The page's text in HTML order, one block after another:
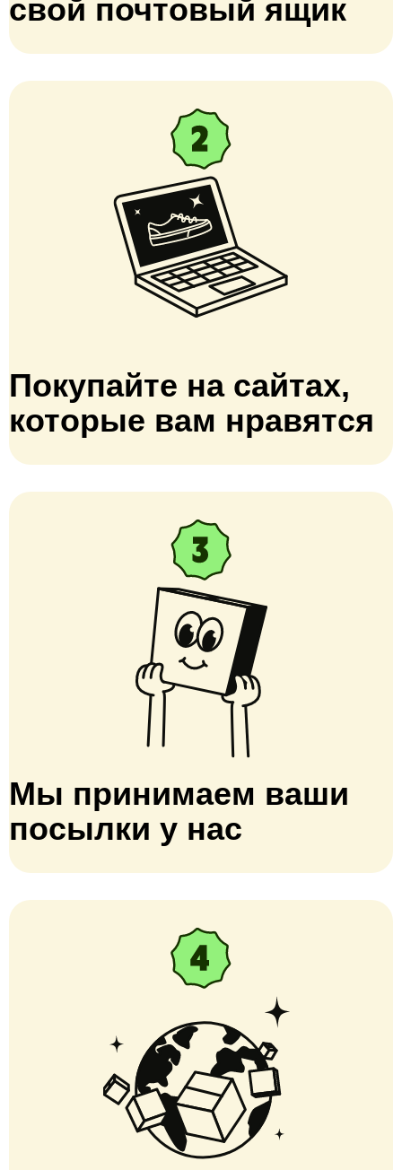
свой почтовый ящик
Покупайте на сайтах,
которые вам нравятся
Мы принимаем ваши
посылки у нас